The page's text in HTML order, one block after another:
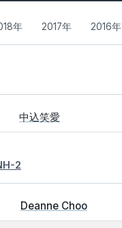
年 2017年 2016年
中込笑愛
2
Deanne Choo